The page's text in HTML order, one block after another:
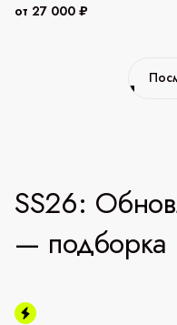
от 27 000 ₽
SS26:
— подборка